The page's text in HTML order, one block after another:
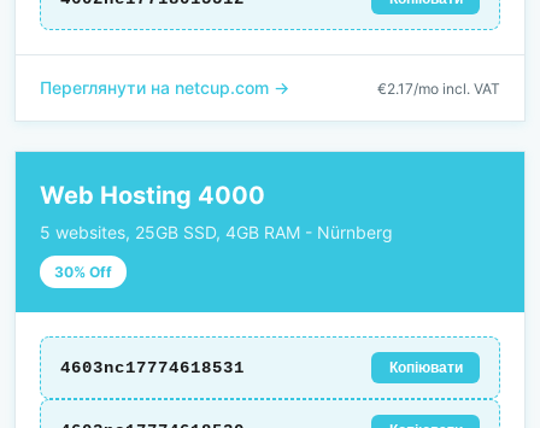
Переглянути на netcup.com → €2.17/mo incl. VAT
Web Hosting 4000
5 websites, 25GB SSD, 4GB RAM - Nürnberg
30% Off
4603nc17774618531 Копіювати